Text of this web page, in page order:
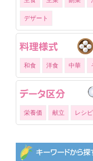
デザート
和食 洋食 中華
栄養価 献立 レシピ